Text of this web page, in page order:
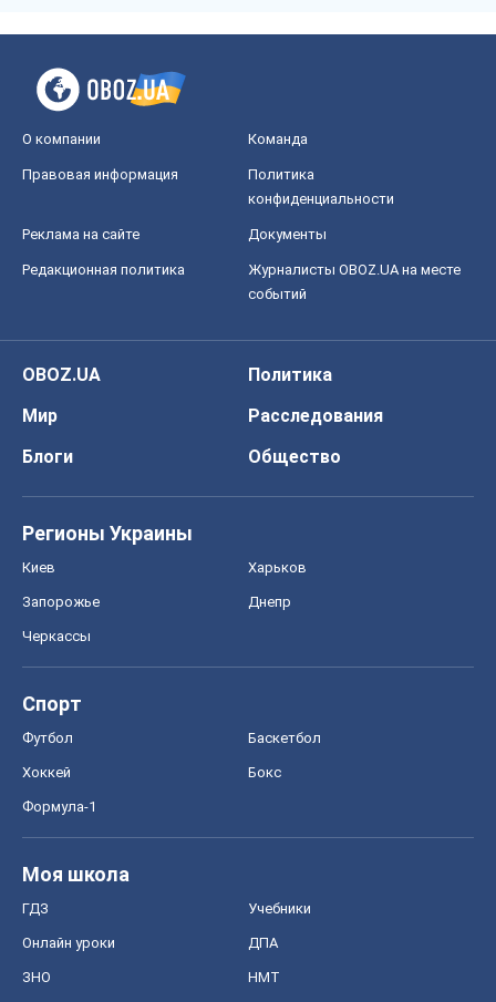
О компании Команда
Правовая информация
Политика
конфиденциальности
Реклама на сайте Документы
Редакционная политика
Журналисты OBOZ.UA на месте
событий
OBOZ.UA
Политика
Мир
Расследования
Блоги
Общество
Регионы Украины
Киев Харьков
Запорожье Днепр
Черкассы
Спорт
Футбол Баскетбол
Хоккей Бокс
Формула-1
Моя школа
ГДЗ Учебники
Онлайн уроки ДПА
ЗНО НМТ